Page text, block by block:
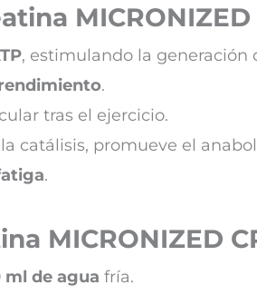
MICRONIZED
, estimulando la generación
.
tras el ejercicio.
catálisis, promueve el
.
MICRONIZED
ml de agua fría.